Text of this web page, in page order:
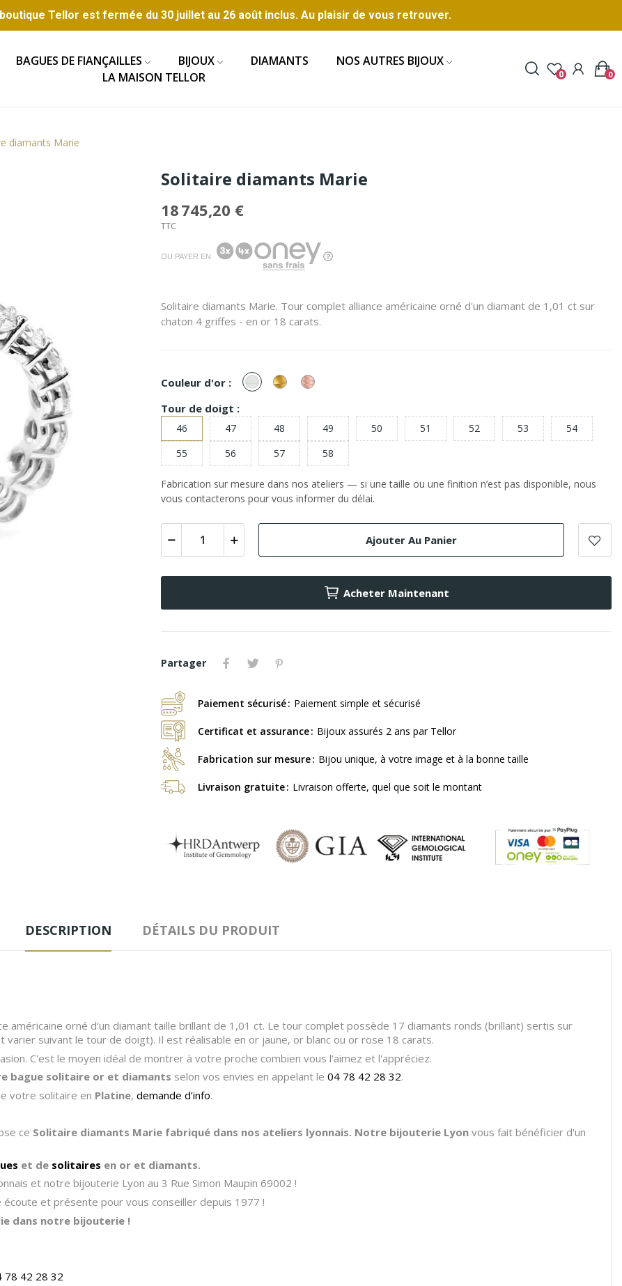
Tellor est fermée du 30 juillet au 26 août inclus. Au plaisir de vous retrouver.
BAGUES DE FIANÇAILLES BIJOUX DIAMANTS
NOS AUTRES BIJOUX
LA MAISON TELLOR
0 0
diamants Marie
Solitaire diamants Marie
18 745,20 €
TTC
OU PAYER EN
Solitaire diamants Marie. Tour complet alliance américaine orné d'un diamant de 1,01 ct sur
chaton 4 griffes - en or 18 carats.
Couleur d'or : or
Blanc
or
Jaune
or
Rose
Tour de doigt :
46 47 48 49 50 51 52 53
54
55
56 57 58
Fabrication sur mesure dans nos ateliers — si une taille ou une finition n’est pas disponible, nous
vous contacterons pour vous informer du délai.
Ajouter Au Panier
Acheter Maintenant
Partager
Paiement sécurisé Paiement simple et sécurisé
Certificat et assurance Bijoux assurés 2 ans par Tellor
Fabrication sur mesure Bijou unique, à votre image et à la bonne taille
Livraison gratuite Livraison offerte, quel que soit le montant
DESCRIPTION DÉTAILS DU PRODUIT
américaine orné d'un diamant taille brillant de 1,01 ct. Le tour complet possède 17 diamants ronds (brillant) sertis sur
suivant le tour de doigt). Il est réalisable en or jaune, or blanc ou or rose 18 carats.
C'est le moyen idéal de montrer à votre proche combien vous l'aimez et l'appréciez.
bague solitaire or et diamants selon vos envies en appelant le 04 78 42 28 32.
votre solitaire en Platine, demande d’info.
ce Solitaire diamants Marie fabriqué dans nos ateliers lyonnais. Notre bijouterie Lyon vous fait bénéficier d'un
et de solitaires en or et diamants.
et notre bijouterie Lyon au 3 Rue Simon Maupin 69002 !
et présente pour vous conseiller depuis 1977 !
dans notre bijouterie !
78 42 28 32